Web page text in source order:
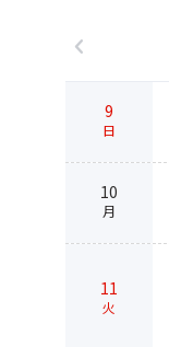
chevron_left
9
日
10
月
11
火